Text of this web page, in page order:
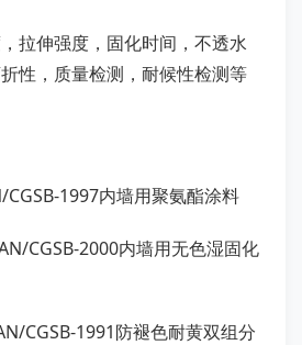
拉伸强度，固化时间，不透水
性，质量检测，耐候性检测等
CGSB-1997内墙用聚氨酯涂料
CGSB-2000内墙用无色湿固化
CGSB-1991防褪色耐黄双组分